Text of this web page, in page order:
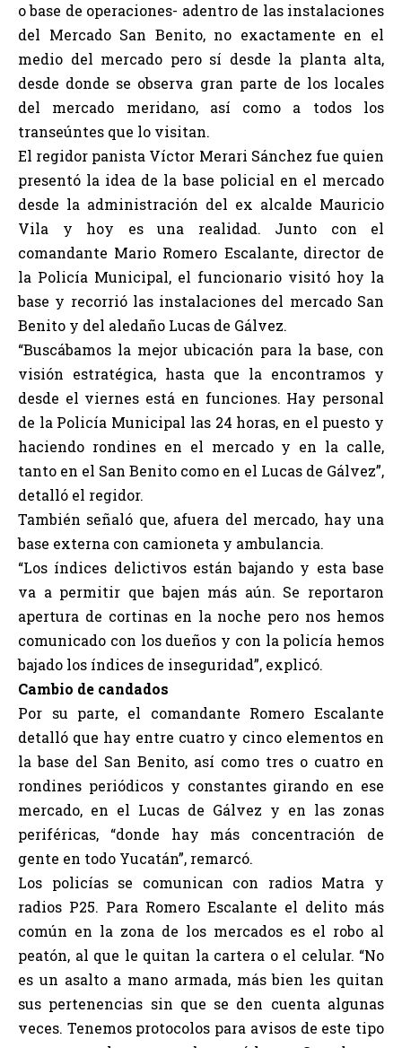
o base de operaciones- adentro de las instalaciones
del Mercado San Benito, no exactamente en el
medio del mercado pero sí desde la planta alta,
desde donde se observa gran parte de los locales
del mercado meridano, así como a todos los
transeúntes que lo visitan.
El regidor panista Víctor Merari Sánchez fue quien
presentó la idea de la base policial en el mercado
desde la administración del ex alcalde Mauricio
Vila y hoy es una realidad. Junto con el
comandante Mario Romero Escalante, director de
la Policía Municipal, el funcionario visitó hoy la
base y recorrió las instalaciones del mercado San
Benito y del aledaño Lucas de Gálvez.
“Buscábamos la mejor ubicación para la base, con
visión estratégica, hasta que la encontramos y
desde el viernes está en funciones. Hay personal
de la Policía Municipal las 24 horas, en el puesto y
haciendo rondines en el mercado y en la calle,
tanto en el San Benito como en el Lucas de Gálvez”,
detalló el regidor.
También señaló que, afuera del mercado, hay una
base externa con camioneta y ambulancia.
“Los índices delictivos están bajando y esta base
va a permitir que bajen más aún. Se reportaron
apertura de cortinas en la noche pero nos hemos
comunicado con los dueños y con la policía hemos
bajado los índices de inseguridad”, explicó.
Cambio de candados
Por su parte, el comandante Romero Escalante
detalló que hay entre cuatro y cinco elementos en
la base del San Benito, así como tres o cuatro en
rondines periódicos y constantes girando en ese
mercado, en el Lucas de Gálvez y en las zonas
periféricas, “donde hay más concentración de
gente en todo Yucatán”, remarcó.
Los policías se comunican con radios Matra y
radios P25. Para Romero Escalante el delito más
común en la zona de los mercados es el robo al
peatón, al que le quitan la cartera o el celular. “No
es un asalto a mano armada, más bien les quitan
sus pertenencias sin que se den cuenta algunas
veces. Tenemos protocolos para avisos de este tipo